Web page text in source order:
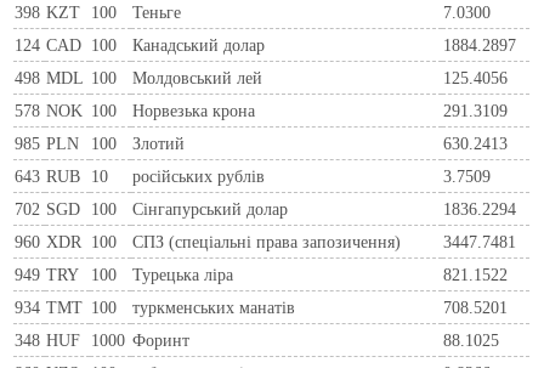
398 KZT 100 Теньге
7.0300
124 CAD 100 Канадський долар
1884.2897
498 MDL 100 Молдовський лей
125.4056
578 NOK 100 Норвезька крона
291.3109
985 PLN 100 Злотий
630.2413
643 RUB 10 російських рублів
3.7509
702 SGD 100 Сінгапурський долар
1836.2294
960 XDR 100 СПЗ (спеціальні права запозичення)
3447.7481
949 TRY 100 Турецька ліра
821.1522
934 TMT 100 туркменських манатів
708.5201
348 HUF 1000 Форинт
88.1025